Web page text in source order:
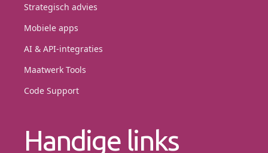
Strategisch advies
Mobiele apps
AI & API-integraties
Maatwerk Tools
Code Support
Handige links